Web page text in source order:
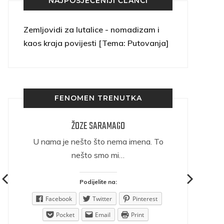
Zemljovidi za lutalice - nomadizam i
kaos kraja povijesti [Tema: Putovanja]
FENOMEN TRENUTKA
ŽOZE SARAMAGO
U nama je nešto što nema imena. To
nešto smo mi…
Podijelite na:
Facebook Twitter
Pinterest
Pocket
Email Print